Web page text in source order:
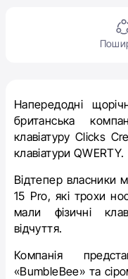
Напередодні
британська
клавіатуру Clicks
клавіатури QWERTY.
Відтепер власники
15 Pro, які трохи
мали фізичні
відчуття.
Компанія
«BumbleBee» та